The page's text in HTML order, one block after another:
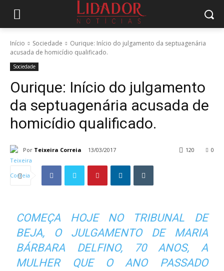
Início Sociedade
Ourique: Início do julgamento da septuagenária
acusada de homicídio qualificado.
Sociedade
Ourique: Início do julgamento
da septuagenária acusada de
homicídio qualificado.
Por Teixeira Correia 13/03/2017 0
120
COMEÇA HOJE NO TRIBUNAL DE
BEJA, O JULGAMENTO DE MARIA
BÁRBARA DELFINO, 70 ANOS, A
MULHER QUE O ANO PASSADO